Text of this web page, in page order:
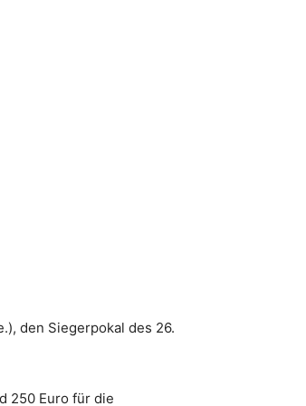
den Siegerpokal des 26.
250 Euro für die